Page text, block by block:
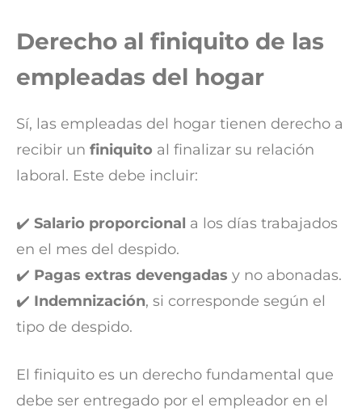
Derecho al finiquito de las
empleadas del hogar
Sí, las empleadas del hogar tienen derecho a
recibir un finiquito al finalizar su relación
laboral. Este debe incluir:
✔️ Salario proporcional a los días trabajados
en el mes del despido.
✔️ Pagas extras devengadas y no abonadas.
✔️ Indemnización, si corresponde según el
tipo de despido.
El finiquito es un derecho fundamental que
debe ser entregado por el empleador en el